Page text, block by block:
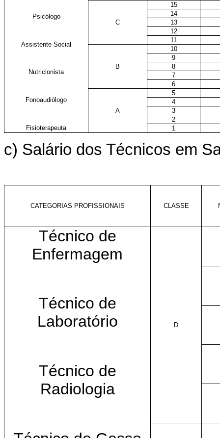
Psicólogo
Assistente Social
Nutricionista
Fonoaudiólogo
Fisioterapeuta
C
15
14
13
12
11
B
10
9
8
7
6
A
5
4
3
2
1
c) Salário dos Técnicos em
CATEGORIAS PROFISSIONAIS CLASSE
Técnico de
Enfermagem
Técnico de
Laboratório
Técnico de
Radiologia
D